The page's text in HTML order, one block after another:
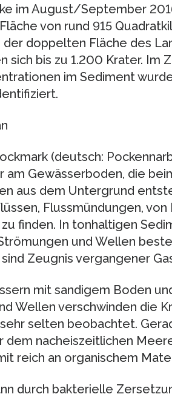
im August/September
von rund 915
doppelten Fläche des
sich bis zu 1.200 Krater. Im
im Sediment
(deutsch:
am Gewässerboden, die
aus dem Untergrund
Flussmündungen,
finden. In tonhaltigen
und Wellen
Zeugnis vergangener
mit sandigem Boden
Wellen verschwinden die
selten beobachtet.
dem nacheiszeitlichen
reich an organischem
durch bakterielle